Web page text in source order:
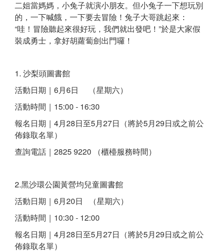
二姐當媽媽，小兔子就演小朋友。但小兔子一下想玩別
的，一下喊餓，一下要去冒險！兔子大哥跳起來：
“哇！冒險聽起來很好玩，我們就出發吧！”於是大家假
裝成勇士，拿好胡蘿蔔劍出門囉！
1. 沙梨頭圖書館
活動日期｜6月6日 （星期六）
活動時間｜15:00 - 16:30
報名日期｜4月28日至5月27日（將於5月29日或之前公
佈錄取名單）
查詢電話｜2825 9220 （櫃檯服務時間）
2.黑沙環公園黃營均兒童圖書館
活動日期｜6月20日 （星期六）
活動時間｜10:30 - 12:00
報名日期｜4月28日至5月27日（將於5月29日或之前公
佈錄取名單）